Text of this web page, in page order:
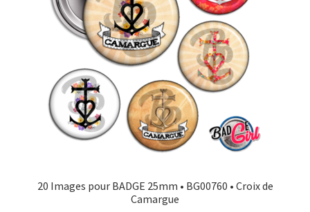
20 Images pour BADGE 25mm • BG00760 • Croix de
Camargue